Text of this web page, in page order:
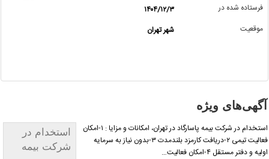
گزارش
دهید.
فرستاده شده در
۱۴۰۴/۱۲/۳
موقعیت
شهر تهران
ویژه
استخدام در
شرکت بیمه
استخدام در شرکت بیمه پاسارگاد در تهران، امکانات و مزایا : ۱-امکان
فعالیت تیمی ۲-دریافت کارمزد بلندمدت ۳-بدون نیاز به سرمایه
و دفتر مستقل ۴-امکان فعالیت…